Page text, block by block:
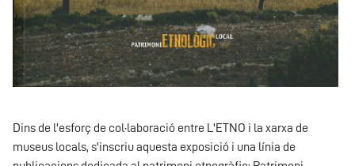
Dins de l'esforç de col·laboració entre L'ETNO i la xarxa de
museus locals, s'inscriu aquesta exposició i una línia de